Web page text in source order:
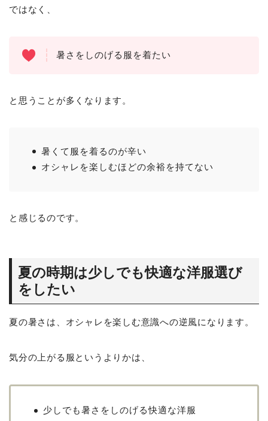
ではなく、
暑さをしのげる服を着たい
と思うことが多くなります。
暑くて服を着るのが辛い
オシャレを楽しむほどの余裕を持てない
と感じるのです。
夏の時期は少しでも快適な洋服選び
をしたい
夏の暑さは、オシャレを楽しむ意識への逆風になります。
気分の上がる服というよりかは、
少しでも暑さをしのげる快適な洋服